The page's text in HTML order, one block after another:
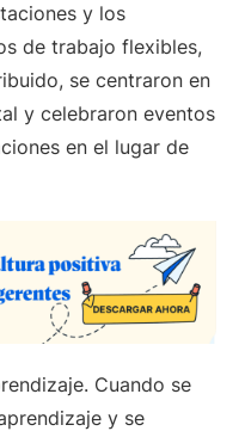
y los
de trabajo flexibles,
se centraron en
y celebraron eventos
en el lugar de
Cuando se
y se